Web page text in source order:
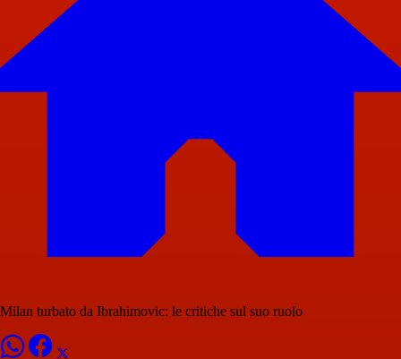
Milan turbato da Ibrahimovic: le critiche sul suo ruolo